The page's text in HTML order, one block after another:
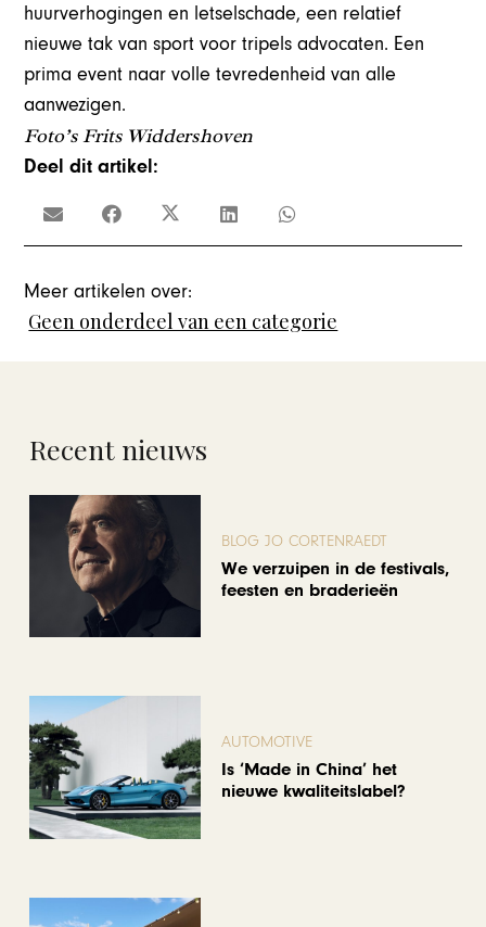
huurverhogingen en letselschade, een relatief
nieuwe tak van sport voor tripels advocaten. Een
prima event naar volle tevredenheid van alle
aanwezigen.
Foto’s Frits Widdershoven
Deel dit artikel:
Meer artikelen over:
Geen onderdeel van een categorie
Recent nieuws
BLOG JO CORTENRAEDT
We verzuipen in de festivals,
feesten en braderieën
AUTOMOTIVE
Is ‘Made in China’ het
nieuwe kwaliteitslabel?